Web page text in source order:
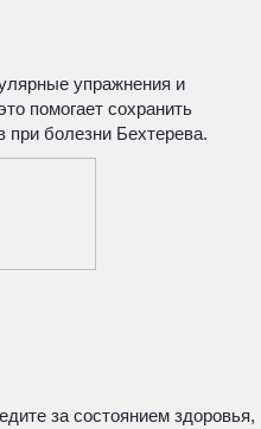
упражнения и
помогает сохранить
при болезни Бехтерева.
за состоянием здоровья,